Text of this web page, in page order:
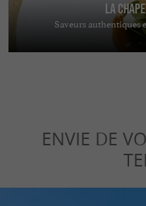
La
Saveurs authentiques
ENVIE DE